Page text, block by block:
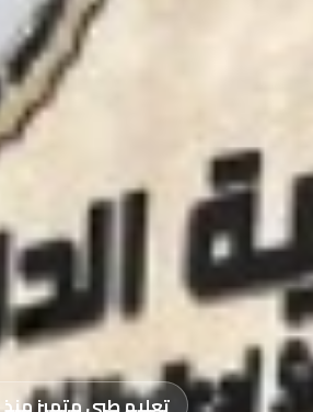
تعليم طبي متميز منذ 2021